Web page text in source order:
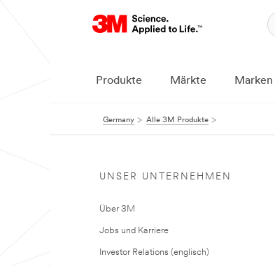
Produkte Märkte Marken
Germany Alle 3M Produkte
UNSER UNTERNEHMEN
Über 3M
Jobs und Karriere
Investor Relations (englisch)